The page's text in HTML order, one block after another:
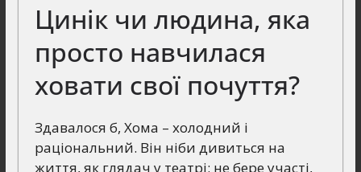
Цинік чи людина, яка
просто навчилася
ховати свої почуття?
Здавалося б, Хома – холодний і
раціональний. Він ніби дивиться на
життя, як глядач у театрі: не бере участі,